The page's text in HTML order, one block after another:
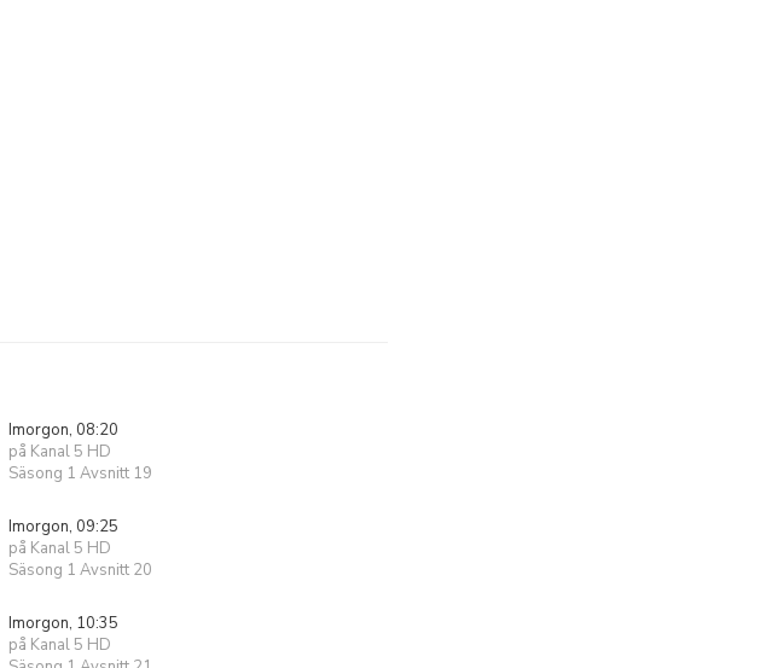
Imorgon, 08:20
på Kanal 5 HD
Säsong 1 Avsnitt 19
Imorgon, 09:25
på Kanal 5 HD
Säsong 1 Avsnitt 20
Imorgon, 10:35
på Kanal 5 HD